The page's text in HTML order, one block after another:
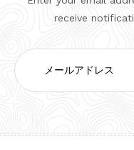
receive
メ
ー